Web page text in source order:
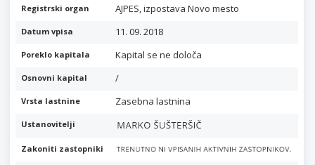
Registrski organ AJPES, izpostava Novo mesto
Datum vpisa 11. 09. 2018
Poreklo kapitala Kapital se ne določa
Osnovni kapital /
Vrsta lastnine Zasebna lastnina
Ustanovitelji
Zakoniti zastopniki